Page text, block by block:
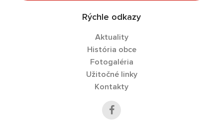
Rýchle odkazy
Aktuality
História obce
Fotogaléria
Užitočné linky
Kontakty